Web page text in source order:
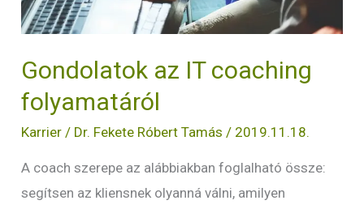
Gondolatok az IT coaching
folyamatáról
Karrier / Dr. Fekete Róbert Tamás/ 2019.11.18.
A coach szerepe az alábbiakban foglalható össze:
segítsen az kliensnek olyanná válni, amilyen